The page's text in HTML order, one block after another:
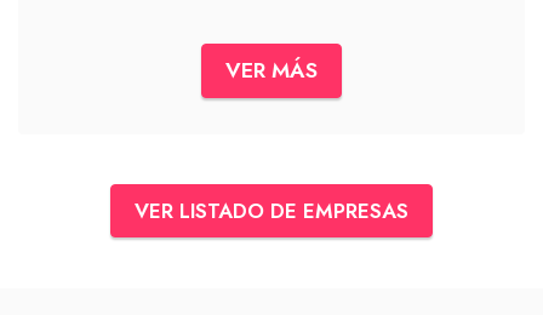
VER MÁS
VER LISTADO DE EMPRESAS